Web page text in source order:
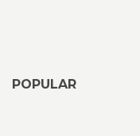
POPULAR